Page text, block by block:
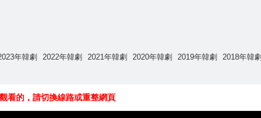
年韓劇 2022年韓劇 2021年韓劇 2020年韓劇 2019年韓劇 2018年韓
看的，請切換線路或重整網頁